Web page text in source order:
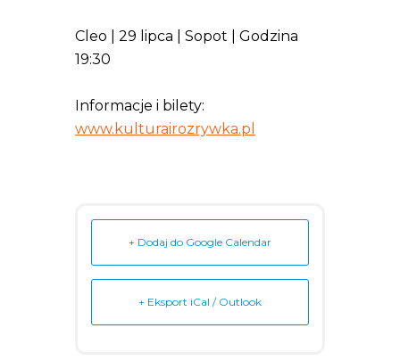
Cleo | 29 lipca | Sopot | Godzina
19:30
Informacje i bilety:
www.kulturairozrywka.pl
+ Dodaj do Google Calendar
+ Eksport iCal / Outlook